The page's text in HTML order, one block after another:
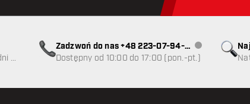
niedostępna
w
Zadzwoń do nas +48 223-07-94-
89
Obsługa
Dostępny od 10:00 do 17:00 (pon.-pt.)